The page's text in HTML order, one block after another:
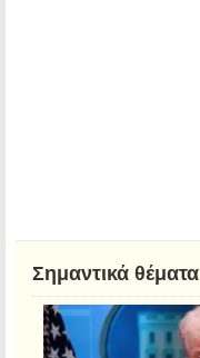
Σημαντικά θέματα